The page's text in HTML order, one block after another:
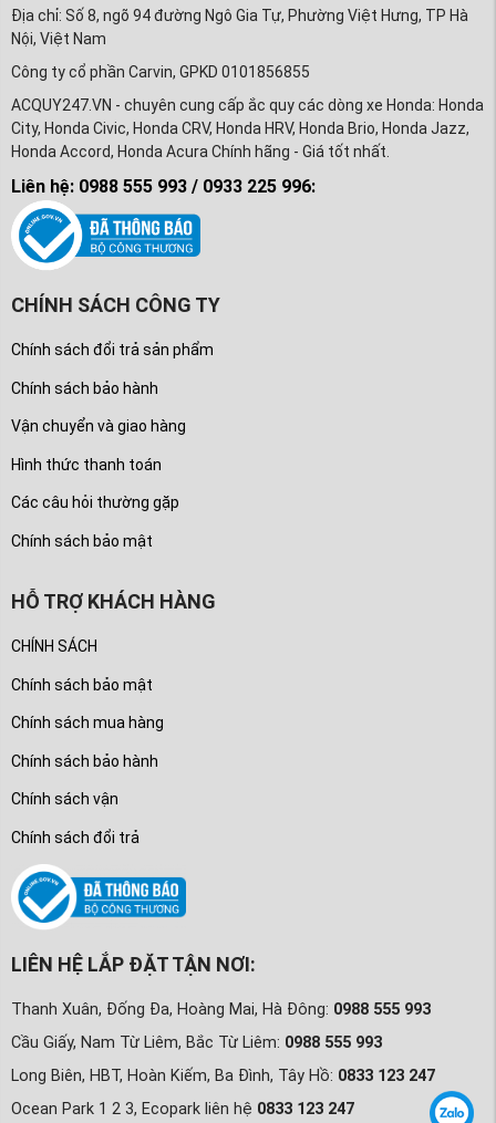
Địa chỉ: Số 8, ngõ 94 đường Ngô Gia Tự, Phường Việt Hưng, TP Hà
Nội, Việt Nam
Công ty cổ phần Carvin, GPKD 0101856855
ACQUY247.VN - chuyên cung cấp ắc quy các dòng xe Honda: Honda
City, Honda Civic, Honda CRV, Honda HRV, Honda Brio, Honda Jazz,
Honda Accord, Honda Acura Chính hãng - Giá tốt nhất.
Liên hệ: 0988 555 993 / 0933 225 996:
CHÍNH SÁCH CÔNG TY
Chính sách đổi trả sản phẩm
Chính sách bảo hành
Vận chuyển và giao hàng
Hình thức thanh toán
Các câu hỏi thường gặp
Chính sách bảo mật
HỖ TRỢ KHÁCH HÀNG
CHÍNH SÁCH
Chính sách bảo mật
Chính sách mua hàng
Chính sách bảo hành
Chính sách vận
Chính sách đổi trả
LIÊN HỆ LẮP ĐẶT TẬN NƠI:
Thanh Xuân, Đống Đa, Hoàng Mai, Hà Đông: 0988 555 993
Cầu Giấy, Nam Từ Liêm, Bắc Từ Liêm: 0988 555 993
Long Biên, HBT, Hoàn Kiếm, Ba Đình, Tây Hồ: 0833 123 247
Ocean Park 1 2 3, Ecopark liên hệ 0833 123 247